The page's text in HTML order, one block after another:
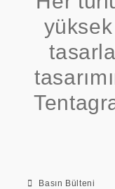
Basın Bülteni